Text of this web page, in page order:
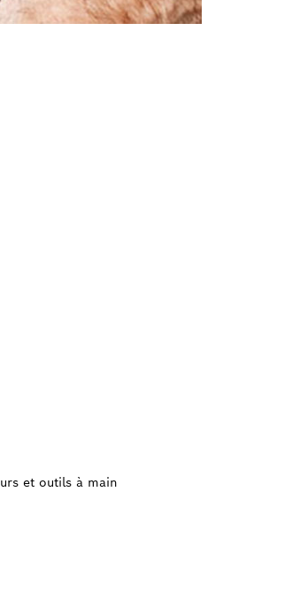
et outils à main